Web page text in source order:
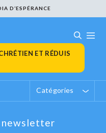
D’ESPÉRANCE
ET RÉDUIS
Catégories
newsletter